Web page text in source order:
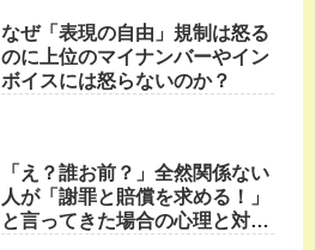
なぜ「表現の自由」規制は怒る
のに上位のマイナンバーやイン
ボイスには怒らないのか？
「え？誰お前？」全然関係ない
人が「謝罪と賠償を求める！」
と言ってきた場合の心理と対処